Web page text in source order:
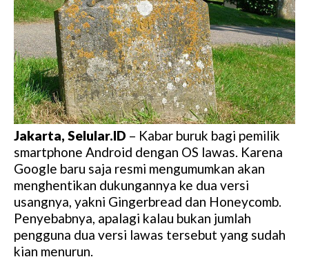
Jakarta, Selular.ID – Kabar buruk bagi pemilik
smartphone Android dengan OS lawas. Karena
Google baru saja resmi mengumumkan akan
menghentikan dukungannya ke dua versi
usangnya, yakni Gingerbread dan Honeycomb.
Penyebabnya, apalagi kalau bukan jumlah
pengguna dua versi lawas tersebut yang sudah
kian menurun.